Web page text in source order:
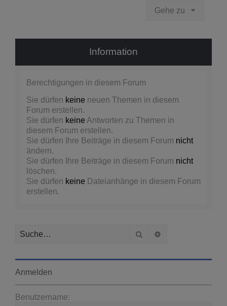
Gehe zu
Information
Berechtigungen in diesem Forum
Sie dürfen keine neuen Themen in diesem
Forum erstellen.
Sie dürfen keine Antworten zu Themen in
diesem Forum erstellen.
Sie dürfen Ihre Beiträge in diesem Forum nicht
ändern.
Sie dürfen Ihre Beiträge in diesem Forum nicht
löschen.
Sie dürfen keine Dateianhänge in diesem Forum
erstellen.
Suche
Anmelden
Benutzername: